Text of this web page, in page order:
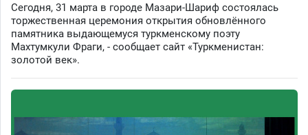
Сегодня, 31 марта в городе Мазари-Шариф состоялась
торжественная церемония открытия обновлённого
памятника выдающемуся туркменскому поэту
Махтумкули Фраги, - сообщает сайт «Туркменистан:
золотой век».